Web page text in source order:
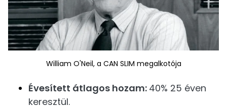
William O'Neil, a CAN SLIM megalkotója
Évesített átlagos hozam: 40% 25 éven
keresztül.